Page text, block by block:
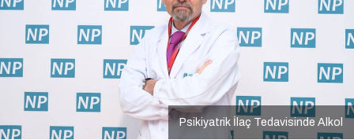
Psikiyatrik İlaç Tedavisinde Alkol